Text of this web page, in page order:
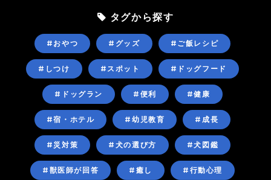
タグから探す
#おやつ #グッズ #ご飯レシピ
#しつけ #スポット #ドッグフード
#ドッグラン #便利 #健康
#宿・ホテル #幼児教育 #成長
#災対策 #犬の選び方 #犬図鑑
#獣医師が回答 #癒し #行動心理